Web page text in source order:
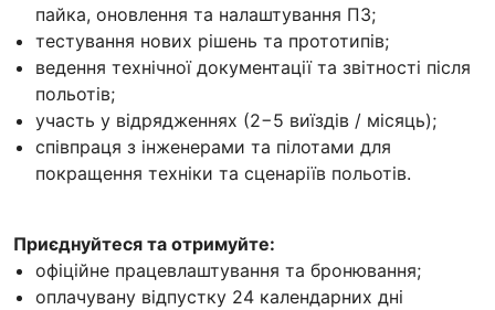
пайка, оновлення та налаштування ПЗ;
тестування нових рішень та прототипів;
ведення технічної документації та звітності після
польотів;
участь у відрядженнях (2−5 виїздів / місяць);
співпраця з інженерами та пілотами для
покращення техніки та сценаріїв польотів.
Приєднуйтеся та отримуйте:
офіційне працевлаштування та бронювання;
оплачувану відпустку 24 календарних дні